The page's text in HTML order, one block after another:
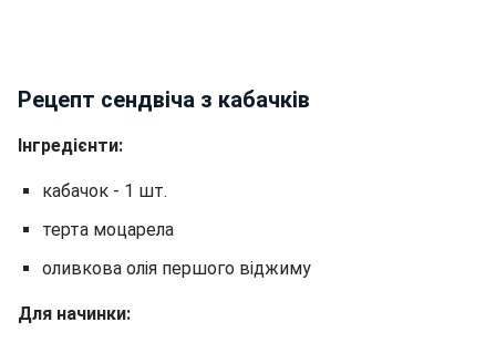
Рецепт сендвіча з кабачків
Інгредієнти:
кабачок - 1 шт.
терта моцарела
оливкова олія першого віджиму
Для начинки: